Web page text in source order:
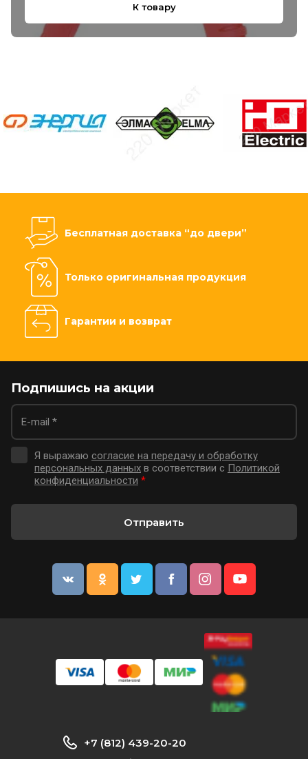
К товару
Бесплатная доставка “до двери”
Только оригинальная продукция
Гарантии и возврат
Подпишись на акции
Я выражаю согласие на передачу и обработку
персональных данных в соответствии с Политикой
конфиденциальности *
Отправить
+7 (812) 439-20-20